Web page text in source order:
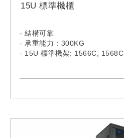
15U 標準機櫃
- 結構可靠
- 承重能力：300KG
- 15U 標準機架: 1566C, 1568C